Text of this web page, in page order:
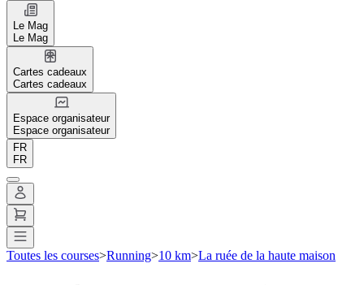
Le Mag
Le Mag
Cartes cadeaux
Cartes cadeaux
Espace organisateur
Espace organisateur
FR
FR
Toutes les courses>Running>10 km>La ruée de la haute maison